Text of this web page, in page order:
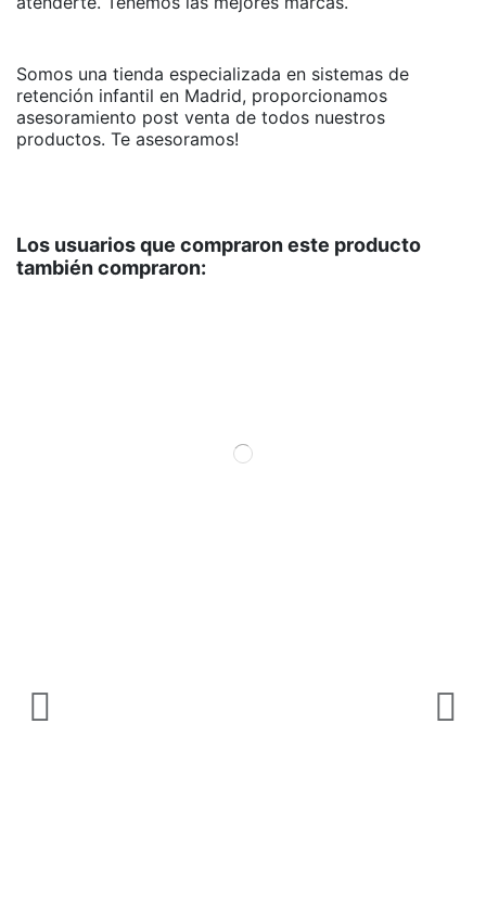
Somos una tienda especializada en sistemas de
retención infantil en Madrid, proporcionamos
asesoramiento post venta de todos nuestros
productos. Te asesoramos!
Los usuarios que compraron este producto
también compraron: